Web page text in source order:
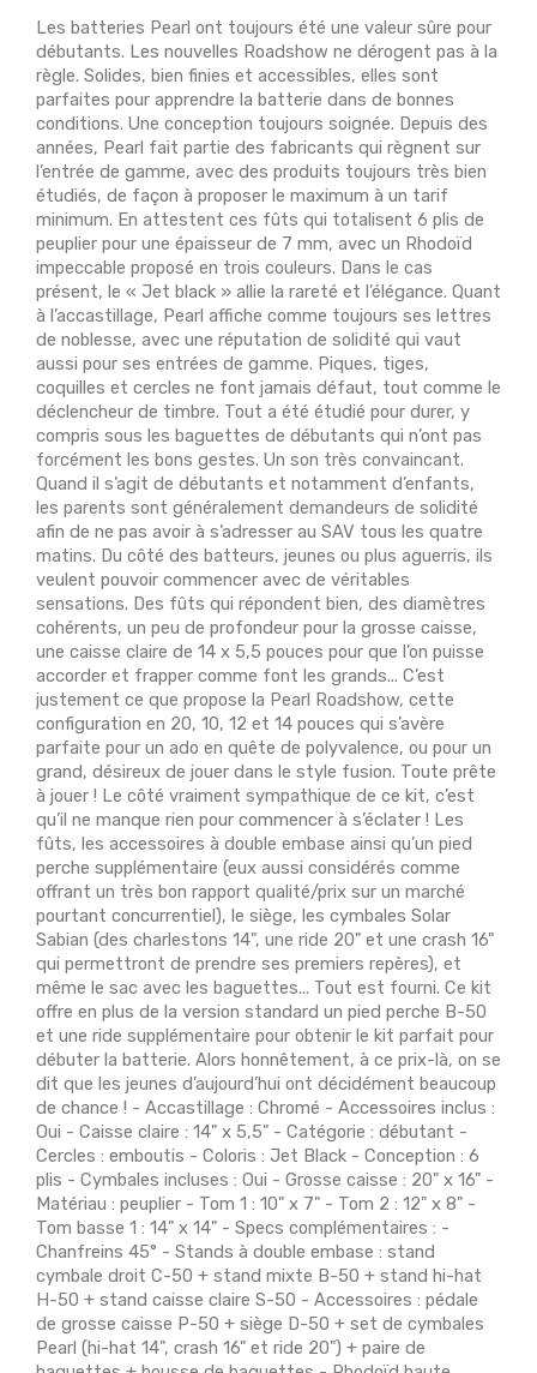
Les batteries Pearl ont toujours été une valeur sûre pour
débutants. Les nouvelles Roadshow ne dérogent pas à la
règle. Solides, bien finies et accessibles, elles sont
parfaites pour apprendre la batterie dans de bonnes
conditions. Une conception toujours soignée. Depuis des
années, Pearl fait partie des fabricants qui règnent sur
l’entrée de gamme, avec des produits toujours très bien
étudiés, de façon à proposer le maximum à un tarif
minimum. En attestent ces fûts qui totalisent 6 plis de
peuplier pour une épaisseur de 7 mm, avec un Rhodoïd
impeccable proposé en trois couleurs. Dans le cas
présent, le « Jet black » allie la rareté et l’élégance. Quant
à l’accastillage, Pearl affiche comme toujours ses lettres
de noblesse, avec une réputation de solidité qui vaut
aussi pour ses entrées de gamme. Piques, tiges,
coquilles et cercles ne font jamais défaut, tout comme le
déclencheur de timbre. Tout a été étudié pour durer, y
compris sous les baguettes de débutants qui n’ont pas
forcément les bons gestes. Un son très convaincant.
Quand il s’agit de débutants et notamment d’enfants,
les parents sont généralement demandeurs de solidité
afin de ne pas avoir à s’adresser au SAV tous les quatre
matins. Du côté des batteurs, jeunes ou plus aguerris, ils
veulent pouvoir commencer avec de véritables
sensations. Des fûts qui répondent bien, des diamètres
cohérents, un peu de profondeur pour la grosse caisse,
une caisse claire de 14 x 5,5 pouces pour que l’on puisse
accorder et frapper comme font les grands... C’est
justement ce que propose la Pearl Roadshow, cette
configuration en 20, 10, 12 et 14 pouces qui s’avère
parfaite pour un ado en quête de polyvalence, ou pour un
grand, désireux de jouer dans le style fusion. Toute prête
à jouer ! Le côté vraiment sympathique de ce kit, c’est
qu’il ne manque rien pour commencer à s’éclater ! Les
fûts, les accessoires à double embase ainsi qu’un pied
perche supplémentaire (eux aussi considérés comme
offrant un très bon rapport qualité/prix sur un marché
pourtant concurrentiel), le siège, les cymbales Solar
Sabian (des charlestons 14", une ride 20" et une crash 16"
qui permettront de prendre ses premiers repères), et
même le sac avec les baguettes... Tout est fourni. Ce kit
offre en plus de la version standard un pied perche B-50
et une ride supplémentaire pour obtenir le kit parfait pour
débuter la batterie. Alors honnêtement, à ce prix-là, on se
dit que les jeunes d’aujourd’hui ont décidément beaucoup
de chance ! - Accastillage : Chromé - Accessoires inclus :
Oui - Caisse claire : 14" x 5,5" - Catégorie : débutant -
Cercles : emboutis - Coloris : Jet Black - Conception : 6
plis - Cymbales incluses : Oui - Grosse caisse : 20" x 16" -
Matériau : peuplier - Tom 1 : 10" x 7" - Tom 2 : 12" x 8" -
Tom basse 1 : 14" x 14" - Specs complémentaires : -
Chanfreins 45° - Stands à double embase : stand
cymbale droit C-50 + stand mixte B-50 + stand hi-hat
H-50 + stand caisse claire S-50 - Accessoires : pédale
de grosse caisse P-50 + siège D-50 + set de cymbales
Pearl (hi-hat 14", crash 16" et ride 20") + paire de